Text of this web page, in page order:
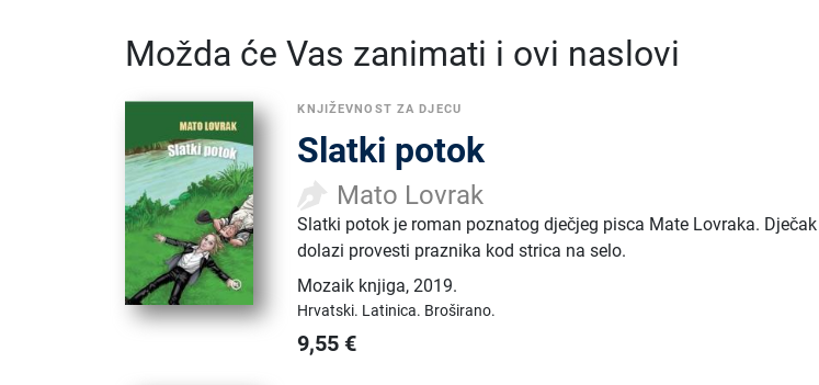
Možda će Vas zanimati i ovi naslovi
KNJIŽEVNOST ZA DJECU
Slatki potok
Mato Lovrak
Slatki potok je roman poznatog dječjeg pisca Mate Lovraka.
dolazi provesti praznika kod strica na selo.
Mozaik knjiga,2019.
Hrvatski. Latinica. Broširano.
9,55 €